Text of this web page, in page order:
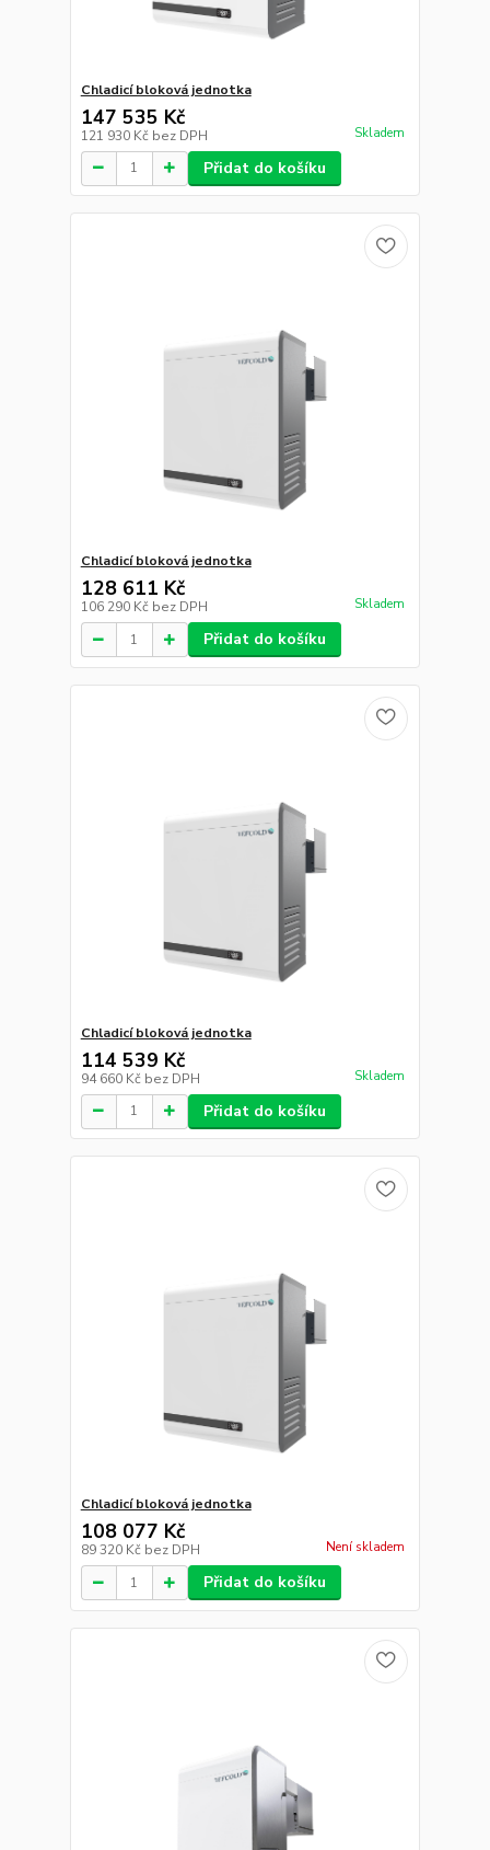
Chladicí bloková jednotka
147 535 Kč
121 930 Kč bez DPH Skladem
Přidat do košíku
Chladicí bloková jednotka
128 611 Kč
106 290 Kč bez DPH Skladem
Přidat do košíku
Chladicí bloková jednotka
114 539 Kč
94 660 Kč bez DPH Skladem
Přidat do košíku
Chladicí bloková jednotka
108 077 Kč
89 320 Kč bez DPH Není skladem
Přidat do košíku